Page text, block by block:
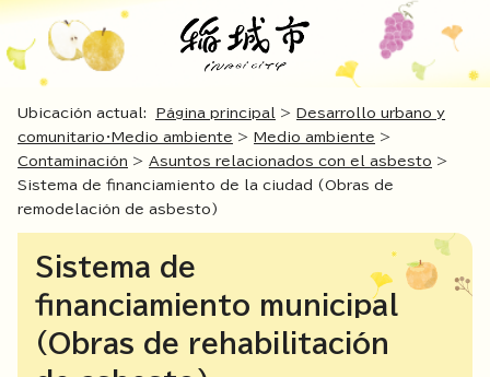
Ubicación actual: Página principal > Desarrollo urbano y
comunitario・Medio ambiente > Medio ambiente >
Contaminación > Asuntos relacionados con el asbesto >
Sistema de financiamiento de la ciudad (Obras de
remodelación de asbesto)
Sistema de
financiamiento municipal
(Obras de rehabilitación